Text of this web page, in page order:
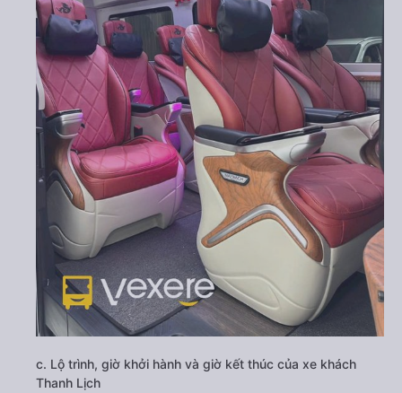
c. Lộ trình, giờ khởi hành và giờ kết thúc của xe khách
Thanh Lịch